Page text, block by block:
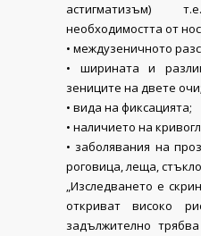
астигматизъм)
необходимостта от
• междузеничното
• ширината и
зениците на двете очи;
• вида на фиксацията;
• наличието на
• заболявания на
роговица, леща,
„Изследването е
откриват високо
задължително